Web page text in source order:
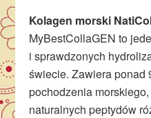
Kolagen morski
MyBestCollaGEN to
i sprawdzonych
świecie. Zawiera ponad
pochodzenia
naturalnych peptydów